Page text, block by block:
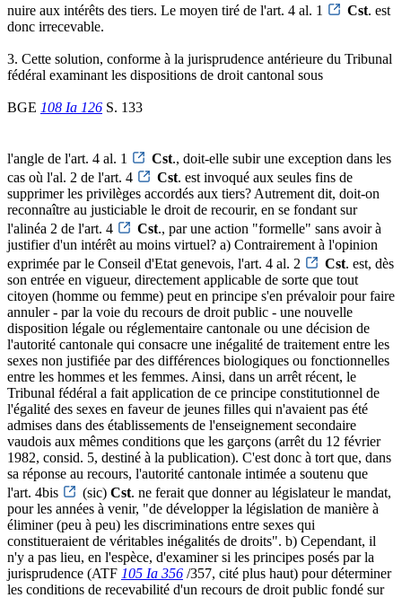
nuire aux intérêts des tiers. Le moyen tiré de l'art. 4 al. 1
Cst. est
donc irrecevable.
3. Cette solution, conforme à la jurisprudence antérieure du Tribunal
fédéral examinant les dispositions de droit cantonal sous
BGE 108 Ia 126 S. 133
l'angle de l'art. 4 al. 1 Cst., doit-elle subir une exception dans les
cas où l'al. 2 de l'art. 4
Cst. est invoqué aux seules fins de
supprimer les privilèges accordés aux tiers? Autrement dit, doit-on
reconnaître au justiciable le droit de recourir, en se fondant sur
l'alinéa 2 de l'art. 4
Cst., par une action "formelle" sans avoir à
justifier d'un intérêt au moins virtuel? a) Contrairement à l'opinion
exprimée par le Conseil d'Etat genevois, l'art. 4 al. 2
Cst. est, dès
son entrée en vigueur, directement applicable de sorte que tout
citoyen (homme ou femme) peut en principe s'en prévaloir pour faire
annuler - par la voie du recours de droit public - une nouvelle
disposition légale ou réglementaire cantonale ou une décision de
l'autorité cantonale qui consacre une inégalité de traitement entre les
sexes non justifiée par des différences biologiques ou fonctionnelles
entre les hommes et les femmes. Ainsi, dans un arrêt récent, le
Tribunal fédéral a fait application de ce principe constitutionnel de
l'égalité des sexes en faveur de jeunes filles qui n'avaient pas été
admises dans des établissements de l'enseignement secondaire
vaudois aux mêmes conditions que les garçons (arrêt du 12 février
1982, consid. 5, destiné à la publication). C'est donc à tort que, dans
sa réponse au recours, l'autorité cantonale intimée a soutenu que
l'art. 4bis
(sic) Cst. ne ferait que donner au législateur le mandat,
pour les années à venir, "de développer la législation de manière à
éliminer (peu à peu) les discriminations entre sexes qui
constitueraient de véritables inégalités de droits". b) Cependant, il
n'y a pas lieu, en l'espèce, d'examiner si les principes posés par la
jurisprudence (ATF 105 Ia 356 /357, cité plus haut) pour déterminer
les conditions de recevabilité d'un recours de droit public fondé sur